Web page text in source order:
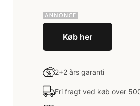
Køb her
2+2 års garanti
Fri fragt ved køb over